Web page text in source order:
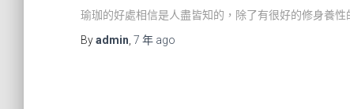
瑜珈的好處相信是人盡皆知的，除了有很好的修身養
Byadmin 7 年 ago